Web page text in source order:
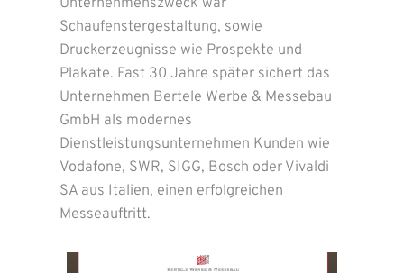
Unternehmenszweck war
Schaufenstergestaltung, sowie
Druckerzeugnisse wie Prospekte und
Plakate. Fast 30 Jahre später sichert das
Unternehmen Bertele Werbe & Messebau
GmbH als modernes
Dienstleistungsunternehmen Kunden wie
Vodafone, SWR, SIGG, Bosch oder Vivaldi
SA aus Italien, einen erfolgreichen
Messeauftritt.